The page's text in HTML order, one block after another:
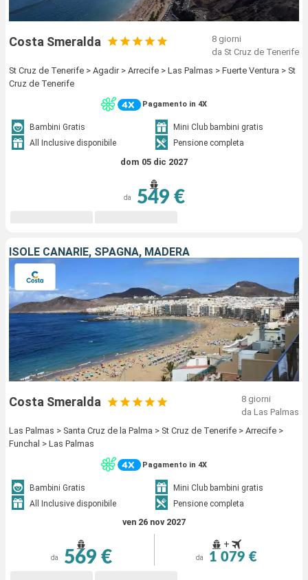
Costa Smeralda
8 giorni
da St Cruz de Tenerife
St Cruz de Tenerife > Agadir > Arrecife > Las Palmas > Fuerte Ventura > St
Cruz de Tenerife
Pagamento in 4X
Bambini Gratis
Mini Club bambini gratis
All Inclusive disponibile
Pensione completa
dom 05 dic 2027
da 549 €
ISOLE CANARIE, SPAGNA, MADERA
Costa Smeralda
8 giorni
da Las Palmas
Las Palmas > Santa Cruz de la Palma > St Cruz de Tenerife > Arrecife >
Funchal > Las Palmas
Pagamento in 4X
Bambini Gratis
Mini Club bambini gratis
All Inclusive disponibile
Pensione completa
ven 26 nov 2027
da 569 €
+
da 1 079 €